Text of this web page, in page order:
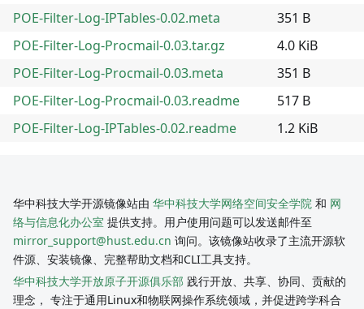
POE-Filter-Log-IPTables-0.02.meta
351 B
POE-Filter-Log-Procmail-0.03.tar.gz
4.0 KiB
POE-Filter-Log-Procmail-0.03.meta
351 B
POE-Filter-Log-Procmail-0.03.readme
517 B
POE-Filter-Log-IPTables-0.02.readme
1.2 KiB
华中科技大学开源镜像站由 华中科技大学网络空间安全学院 和 网
络与信息化办公室 提供支持。用户使用问题可以发送邮件至
mirror_support@hust.edu.cn 询问。该镜像站收录了主流开源软
件源、安装镜像、完整帮助文档和CLI工具支持。
华中科技大学开放原子开源俱乐部 践行开放、共享、协同、贡献的
理念， 专注于通用Linux和物联网操作系统领域，并促进跨学科合